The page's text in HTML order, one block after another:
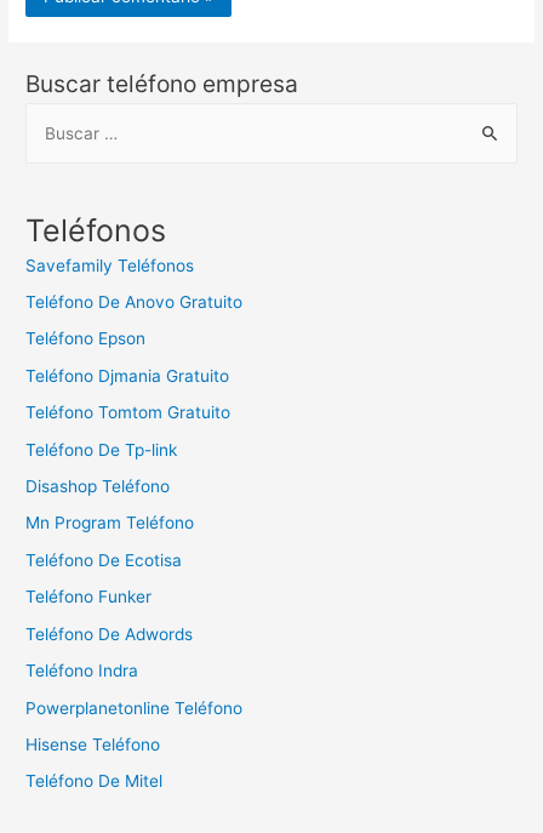
Buscar teléfono empresa
c
:
Teléfonos
Savefamily Teléfonos
Teléfono De Anovo Gratuito
Teléfono Epson
Teléfono Djmania Gratuito
Teléfono Tomtom Gratuito
Teléfono De Tp-link
Disashop Teléfono
Mn Program Teléfono
Teléfono De Ecotisa
Teléfono Funker
Teléfono De Adwords
Teléfono Indra
Powerplanetonline Teléfono
Hisense Teléfono
Teléfono De Mitel